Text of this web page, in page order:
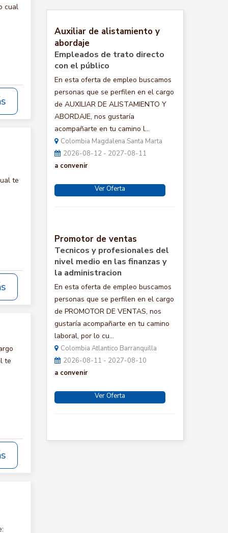
cual
te
te
Auxiliar de alistamiento y
abordaje
Empleados de trato directo
con el público
En esta oferta de empleo buscamos
personas que se perfilen en el cargo
de AUXILIAR DE ALISTAMIENTO Y
ABORDAJE, nos gustaría
acompañarte en tu camino l...
Colombia Magdalena Santa Marta
2026-08-12 - 2027-08-11
a convenir
Ver Oferta
Promotor de ventas
Tecnicos y profesionales del
nivel medio en las finanzas y
la administracion
En esta oferta de empleo buscamos
personas que se perfilen en el cargo
de PROMOTOR DE VENTAS, nos
gustaría acompañarte en tu camino
laboral, por lo cu...
Colombia Atlantico Barranquilla
2026-08-11 - 2027-08-10
a convenir
Ver Oferta